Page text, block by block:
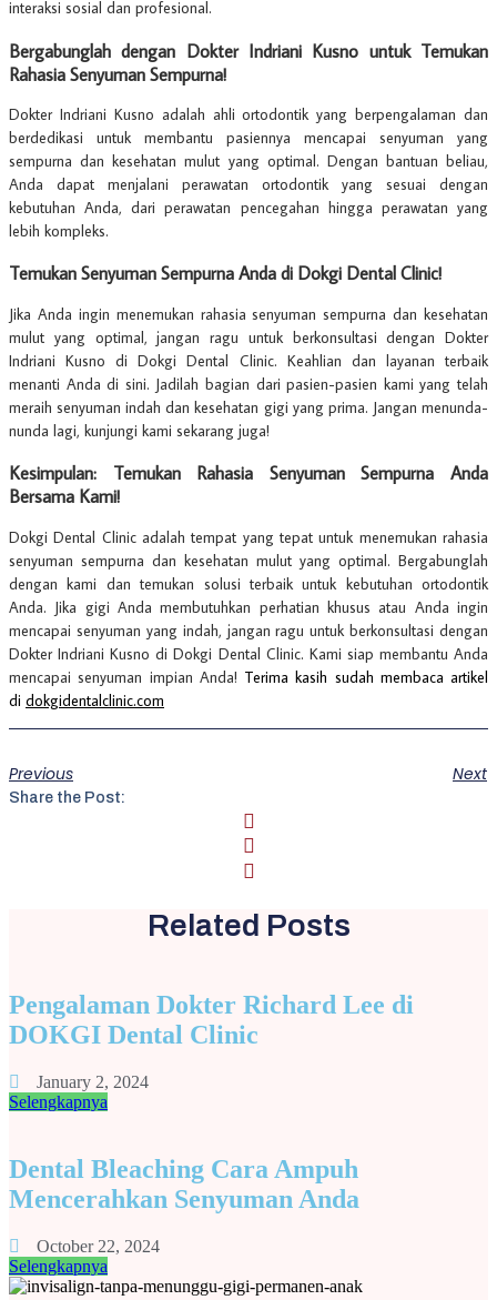
interaksi sosial dan profesional.
Bergabunglah dengan Dokter Indriani Kusno untuk Temukan
Rahasia Senyuman Sempurna!
Dokter Indriani Kusno adalah ahli ortodontik yang berpengalaman dan
berdedikasi untuk membantu pasiennya mencapai senyuman yang
sempurna dan kesehatan mulut yang optimal. Dengan bantuan beliau,
Anda dapat menjalani perawatan ortodontik yang sesuai dengan
kebutuhan Anda, dari perawatan pencegahan hingga perawatan yang
lebih kompleks.
Temukan Senyuman Sempurna Anda di Dokgi Dental Clinic!
Jika Anda ingin menemukan rahasia senyuman sempurna dan kesehatan
mulut yang optimal, jangan ragu untuk berkonsultasi dengan Dokter
Indriani Kusno di Dokgi Dental Clinic. Keahlian dan layanan terbaik
menanti Anda di sini. Jadilah bagian dari pasien-pasien kami yang telah
meraih senyuman indah dan kesehatan gigi yang prima. Jangan menunda-
nunda lagi, kunjungi kami sekarang juga!
Kesimpulan: Temukan Rahasia Senyuman Sempurna Anda
Bersama Kami!
Dokgi Dental Clinic adalah tempat yang tepat untuk menemukan rahasia
senyuman sempurna dan kesehatan mulut yang optimal. Bergabunglah
dengan kami dan temukan solusi terbaik untuk kebutuhan ortodontik
Anda. Jika gigi Anda membutuhkan perhatian khusus atau Anda ingin
mencapai senyuman yang indah, jangan ragu untuk berkonsultasi dengan
Dokter Indriani Kusno di Dokgi Dental Clinic. Kami siap membantu Anda
mencapai senyuman impian Anda! Terima kasih sudah membaca artikel
di dokgidentalclinic.com
Previous Next
Share the Post:
Related Posts
Pengalaman Dokter Richard Lee di
DOKGI Dental Clinic
January 2, 2024
Selengkapnya
Dental Bleaching Cara Ampuh
Mencerahkan Senyuman Anda
October 22, 2024
Selengkapnya